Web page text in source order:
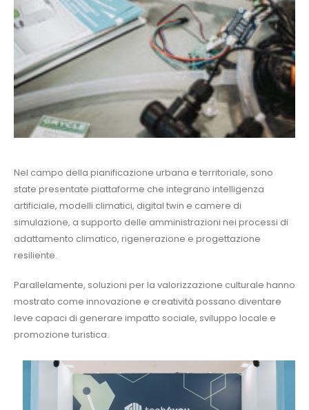
Nel campo della pianificazione urbana e territoriale, sono
state presentate piattaforme che integrano intelligenza
artificiale, modelli climatici, digital twin e camere di
simulazione, a supporto delle amministrazioni nei processi di
adattamento climatico, rigenerazione e progettazione
resiliente.
Parallelamente, soluzioni per la valorizzazione culturale hanno
mostrato come innovazione e creatività possano diventare
leve capaci di generare impatto sociale, sviluppo locale e
promozione turistica.